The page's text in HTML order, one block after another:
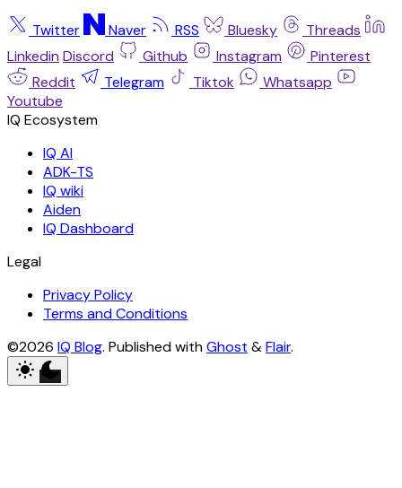
Twitter Naver RSS Bluesky
Threads
Linkedin Discord Github Instagram
Pinterest
Reddit
Telegram Tiktok
Whatsapp
Youtube
IQ AI
ADK-TS
IQ wiki
Aiden
IQ Dashboard
Legal
Privacy Policy
Terms and Conditions
©2026 IQ Blog. Published withGhost &Flair.